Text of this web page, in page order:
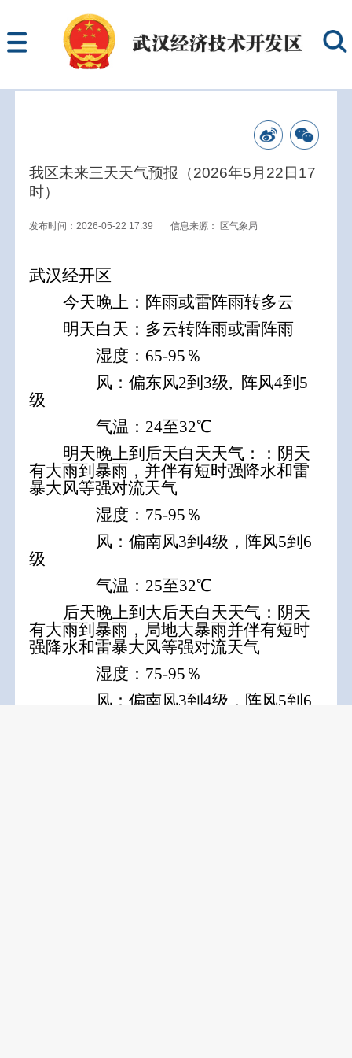
我区未来三天天气预报（2026年5月22日17
时）
发布时间：2026-05-22 17:39 信息来源： 区气象局
武汉经开区
今天晚上 ：阵雨或雷阵雨转多云
明天白天： 多云转阵雨或雷阵雨
湿度：65-95％
风：偏东风2到3级, 阵风4到5
级
气温：24至32℃
明天晚上到后天白天天气：
：阴天
有大雨到暴雨，并伴有短时强降水和雷
暴大风等强对流天气
湿度：75-95％
风：偏南风3到4级，阵风5到6
级
气温：25至32℃
后天晚上到大后天白天天气： 阴天
有大雨到暴雨，局地大暴雨并伴有短时
强降水和雷暴大风等强对流天气
湿度：75-95％
风：偏南风3到4级，阵风5到6